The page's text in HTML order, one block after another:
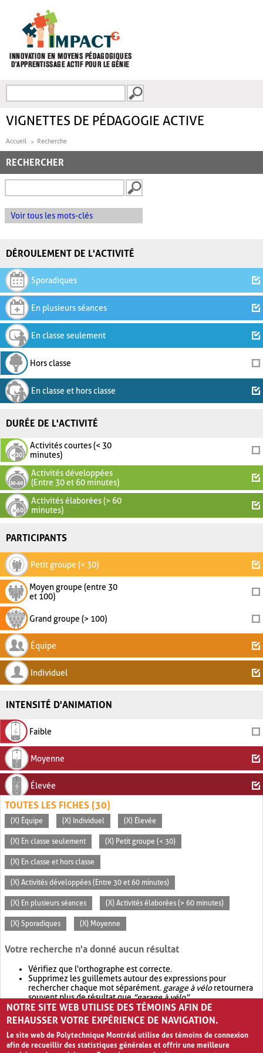
FORMULAIRE DE
VIGNETTES DE PÉDAGOGIE ACTIVE
Accueil Recherche
RECHERCHER
Voir tous les mots-clés
DÉROULEMENT DE L'ACTIVITÉ
Sporadiques
En plusieurs séances
En classe seulement
Hors classe
En classe et hors classe
DURÉE DE L'ACTIVITÉ
Activités courtes (< 30
minutes)
Activités développées
(Entre 30 et 60 minutes)
Activités élaborées (> 60
minutes)
PARTICIPANTS
Petit groupe (< 30)
Moyen groupe (entre 30
et 100)
Grand groupe (> 100)
Équipe
Individuel
INTENSITÉ D'ANIMATION
Faible
Moyenne
Élevée
TOUTES LES FICHES (30)
(X) Équipe (X) Individuel (X) Élevée
(X) En classe seulement (X) Petit groupe (< 30)
(X) En classe et hors classe
(X) Activités développées (Entre 30 et 60 minutes)
(X) En plusieurs séances (X) Activités élaborées (> 60 minutes)
(X) Sporadiques (X) Moyenne
Votre recherche n'a donné aucun résultat
Vérifiez que l'orthographe est correcte.
Supprimez les guillemets autour des expressions pour
rechercher chaque mot séparément. garage à véloretournera
souvent plus de résultat que"garage à vélo".
Envisagez d'élargir votre recherche avec OR.garage OR vélo
retournera souvent plus de résultat quegarage à vélo
NOTRE SITE WEB UTILISE DES TÉMOINS AFIN DE
REHAUSSER VOTRE EXPÉRIENCE DE NAVIGATION.
Le site web de Polytechnique Montréal utilise des témoins de connexion
afin de recueillir des statistiques générales et offrir une meilleure